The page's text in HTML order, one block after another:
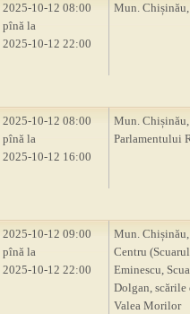
2025-10-12 08:00
pînă la
2025-10-12 22:00
Mun.
2025-10-12 08:00
pînă la
2025-10-12 16:00
Mun.
Parlamentului
2025-10-12 09:00
pînă la
2025-10-12 22:00
Mun. Chișinău,
Centru (Scuarul
Eminescu,
Dolgan, scările
Valea Morilor